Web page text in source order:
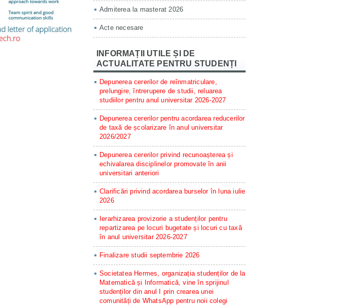
Admiterea la masterat 2026
Acte necesare
INFORMAȚII UTILE ȘI DE
ACTUALITATE PENTRU STUDENȚI
Depunerea cererilor de reînmatriculare,
prelungire, întrerupere de studii, reluarea
studiilor pentru anul universitar 2026-2027
Depunerea cererilor pentru acordarea reducerilor
de taxă de școlarizare în anul universitar
2026/2027
Depunerea cererilor privind recunoașterea și
echivalarea disciplinelor promovate în anii
universitari anteriori
Clarificări privind acordarea burselor în luna iulie
2026
Ierarhizarea provizorie a studenților pentru
repartizarea pe locuri bugetate și locuri cu taxă
în anul universitar 2026-2027
Finalizare studii septembrie 2026
Societatea Hermes, organizația studenților de la
Matematică și Informatică, vine în sprijinul
studenților din anul I prin crearea unei
comunități de WhatsApp pentru noii colegi